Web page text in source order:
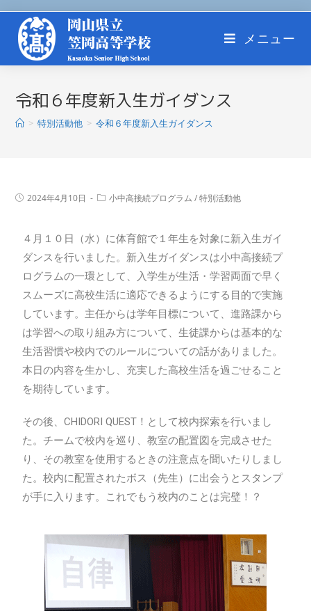
メニュー
令和６年度新入生ガイダンス
> 特別活動他 > 令和６年度新入生ガイダンス
2024年4月10日 小中高接続プログラム / 特別活動他
４月１０日（水）に体育館で１年生を対象に新入生ガイ
ダンスを行いました。新入生ガイダンスは小中高接続プ
ログラムの一環として、入学生が生活・学習両面で早く
スムーズに高校生活に適応できるようにする目的で実施
しています。主任からは学年目標について、進路課から
は学習への取り組み方について、生徒課からは基本的な
生活習慣や校内でのルールについての話がありました。
本日の内容を生かし、充実した高校生活を過ごせること
を期待しています。
その後、CHIDORI QUEST！として校内探索を行いまし
た。チームで校内を巡り、教室の配置図を完成させた
り、その教室を使用するときの注意点を聞いたりしまし
た。校内に配置されたボス（先生）に出会うとスタンプ
が手に入ります。これでもう校内のことは完璧！？